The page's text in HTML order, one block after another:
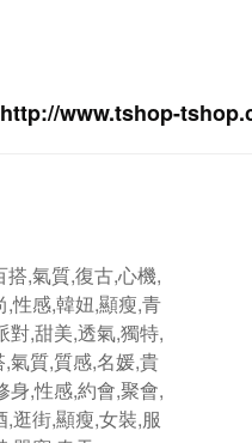
http://www.tshop-ts